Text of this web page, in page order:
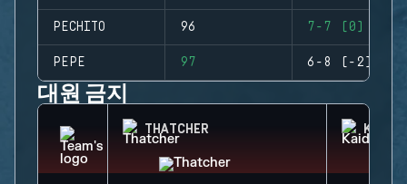
PECHITO 96 7-7 (0)
PEPE 97 6-8 (-2)
대원 금지
THATCHER KAID